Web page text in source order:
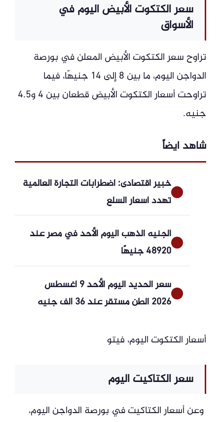
سعر الكتكوت الأبيض اليوم في
الأسواق
تراوح سعر الكتكوت الأبيض المعلن في بورصة
الدواجن اليوم، ما بين 8 إلى 14 جنيهًا، فيما
تراوحت أسعار الكتكوت الأبيض قطعان بين 4 و4.5
جنيه.
شاهد ايضاً
خبير اقتصادى: اضطرابات التجارة العالمية
تهدد أسعار السلع
الجنيه الذهب اليوم الأحد في مصر عند
48920 جنيهًا
سعر الحديد اليوم الأحد 9 أغسطس
2026 الطن مستقر عند 36 ألف جنيه
أسعار الكتكوت اليوم، فيتو
سعر الكتاكيت اليوم
وعن أسعار الكتاكيت في بورصة الدواجن اليوم،